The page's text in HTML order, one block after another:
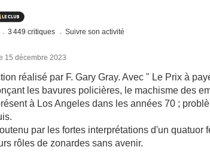
3 449 critiques Suivre son activité
15 décembre 2023
réalisé par F. Gary Gray. Avec " Le Prix à
les bavures policières, le machisme des
à Los Angeles dans les années 70 ;
par les fortes interprétations d'un quatuor
rôles de zonardes sans avenir.